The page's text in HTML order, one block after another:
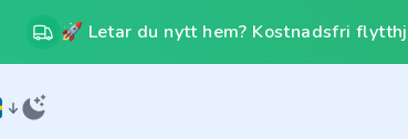
🚀 Letar du nytt hem? Kostnadsfri